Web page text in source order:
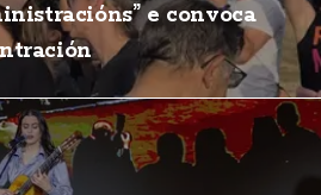
e convoca